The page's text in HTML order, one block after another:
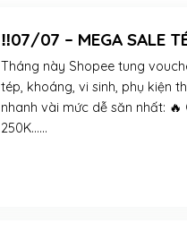
‼️07/07 – MEGA SALE
Tháng này Shopee tung
tép, khoáng, vi sinh, phụ kiện
nhanh vài mức dễ săn nhất:
250K......